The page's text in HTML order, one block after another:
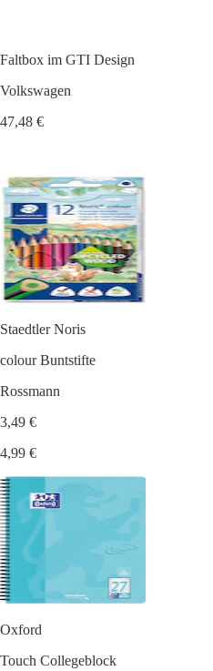
Faltbox im GTI Design
Volkswagen
47,48 €
Staedtler Noris
colour Buntstifte
Rossmann
3,49 €
4,99 €
Oxford
Touch Collegeblock